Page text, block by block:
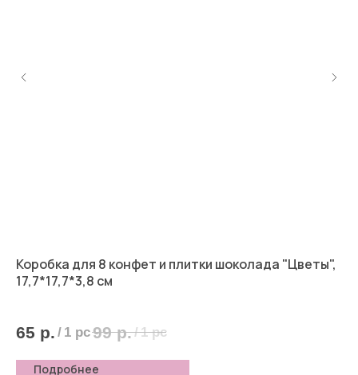
Коробка для 8 конфет и плитки шоколада "Цветы",
17,7*17,7*3,8 см
65 р. / 1 pc99 р./1 pc
Подробнее